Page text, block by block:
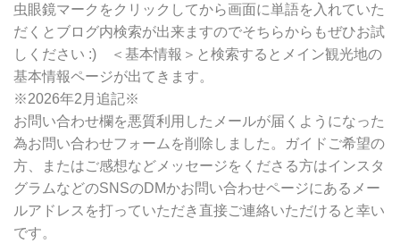
虫眼鏡マークをクリックしてから画面に単語を入れていた
だくとブログ内検索が出来ますのでそちらからもぜひお試
しください :) ＜基本情報＞と検索するとメイン観光地の
基本情報ページが出てきます。
※2026年2月追記※
お問い合わせ欄を悪質利用したメールが届くようになった
為お問い合わせフォームを削除しました。ガイドご希望の
方、またはご感想などメッセージをくださる方はインスタ
グラムなどのSNSのDMかお問い合わせページにあるメー
ルアドレスを打っていただき直接ご連絡いただけると幸い
です。